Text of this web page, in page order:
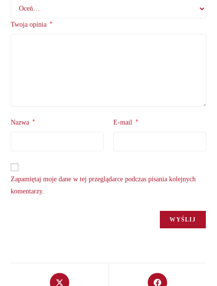
Twoja opinia *
Nazwa * E-mail *
Zapamiętaj moje dane w tej przeglądarce podczas pisania kolejnych
komentarzy.
Opens
Opens